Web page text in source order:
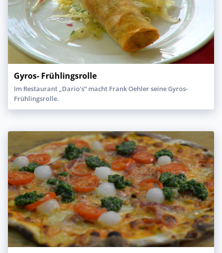
Gyros- Frühlingsrolle
Im Restaurant „Dario‘s“ macht Frank Oehler seine Gyros-
Frühlingsrolle.